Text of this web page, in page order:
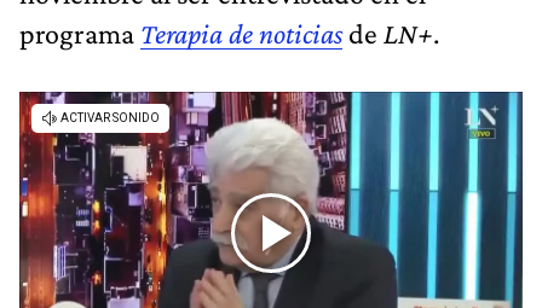
programa Terapia de noticiasde LN+.